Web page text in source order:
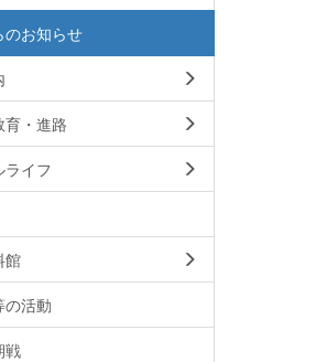
のお知らせ
育・進路
ライフ
館
の活動
戦